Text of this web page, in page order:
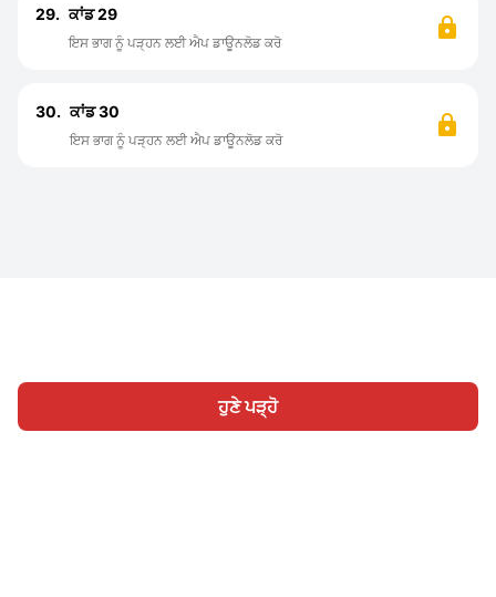
ਹੁਣੇ ਪੜ੍ਹੋ
29. ਕਾਂਡ 29
ਇਸ ਭਾਗ ਨੂੰ ਪੜ੍ਹਨ ਲਈ ਐਪ ਡਾਊਨਲੋਡ ਕਰੋ
30. ਕਾਂਡ 30
ਇਸ ਭਾਗ ਨੂੰ ਪੜ੍ਹਨ ਲਈ ਐਪ ਡਾਊਨਲੋਡ ਕਰੋ
ਹੋਮ ਸ਼੍ਰੇਣੀ ਲਿਖੋ ਸਾਈਨ ਇਨ